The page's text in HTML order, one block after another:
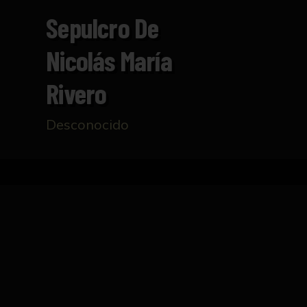
Sepulcro De
Nicolás María
Rivero
Desconocido